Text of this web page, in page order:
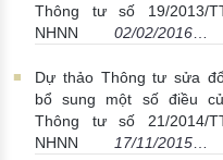
Thông tư số 19/2013/
NHNN
02/02/2016 |
Dự thảo Thông tư sửa
bổ sung một số điều
Thông tư số 21/2014/
NHNN
17/11/2015 |